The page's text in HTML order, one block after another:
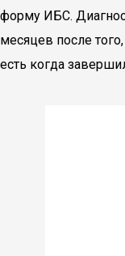
форму ИБС.
месяцев после
есть когда